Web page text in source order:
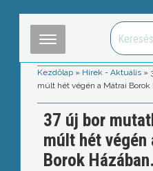
Kezdőlap » Hírek - Aktuális »
múlt hét végén a Mátrai Borok
37 új bor
múlt hét végén
Borok Házában.